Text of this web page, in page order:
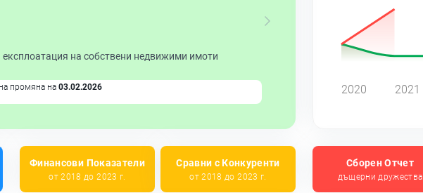
на собствени недвижими имоти
промяна на 03.02.2026 2020 2021
Финансови Показатели
от 2018 до 2023 г.
Сравни с Конкуренти
от 2018 до 2023 г.
Сборен Отчет
дъщерни дружества